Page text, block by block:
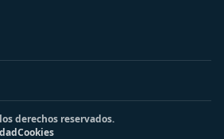
derechos reservados.
Cookies